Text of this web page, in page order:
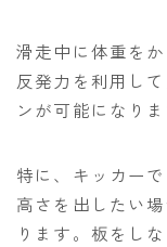
滑走中に体重を
反発力を利用し
ンが可能になりま
特に、キッカー
高さを出したい
ります。板をし